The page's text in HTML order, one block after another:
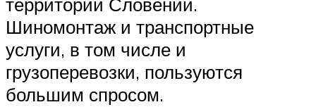
Шиномонтаж и транспортные
услуги, в том числе и
грузоперевозки, пользуются
большим спросом.